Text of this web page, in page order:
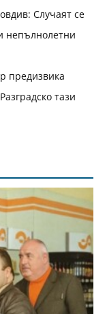
Случаят се
непълнолетни
предизвика
тази